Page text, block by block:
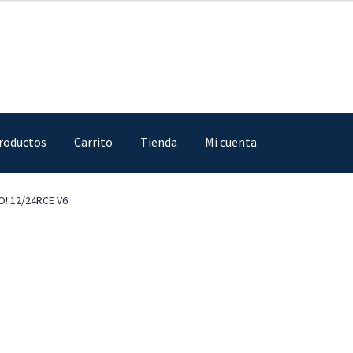
Carrito Tienda Mi cuenta
Finalizar compra
12/24RCE V6